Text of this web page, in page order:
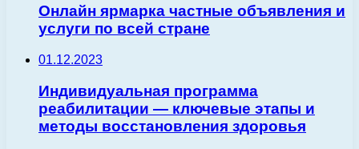
Онлайн ярмарка частные объявления и
услуги по всей стране
01.12.2023
Индивидуальная программа
реабилитации — ключевые этапы и
методы восстановления здоровья